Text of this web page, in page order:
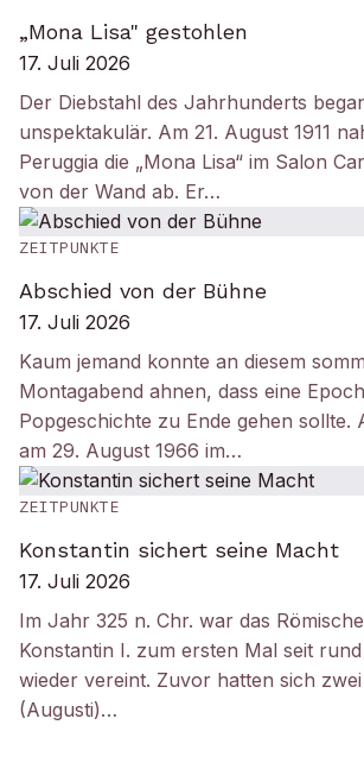
„Mona Lisa" gestohlen
17. Juli 2026
Der Diebstahl des Jahrhunderts
unspektakulär. Am 21. August 1911
Peruggia die „Mona Lisa“ im Salon
von der Wand ab. Er…
ZEITPUNKTE
Abschied von der Bühne
17. Juli 2026
Kaum jemand konnte an diesem
Montagabend ahnen, dass eine
Popgeschichte zu Ende gehen sollte.
am 29. August 1966 im…
ZEITPUNKTE
Konstantin sichert seine Macht
17. Juli 2026
Im Jahr 325 n. Chr. war das
Konstantin I. zum ersten Mal seit
wieder vereint. Zuvor hatten sich
(Augusti)…